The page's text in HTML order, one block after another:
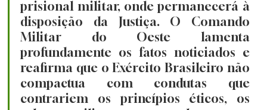
prisional militar, onde permanecerá à
disposição da Justiça. O Comando
Militar do Oeste lamenta
profundamente os fatos noticiados e
reafirma que o Exército Brasileiro não
compactua com condutas que
contrariem os princípios éticos, os